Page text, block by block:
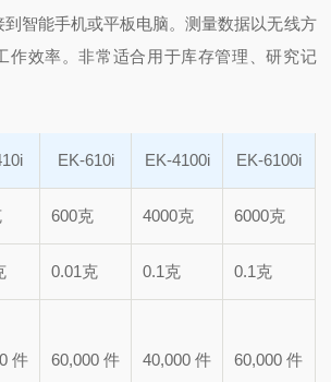
智能手机或平板电脑。测量数据以无线方
作效率。非常适合 用于库存管理、研究记
EK-610i EK-4100i EK-6100i
600克 4000克 6000克
0.01克 0.1克 0.1克
件 60,000 件 40,000 件 60,000 件